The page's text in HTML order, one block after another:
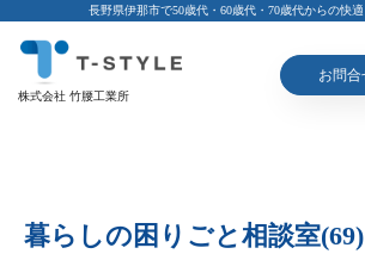
長野県伊那市で50歳代・60歳代・70歳代からの快
株式会社 竹腰工業所
お問合
暮らしの困りごと相談室